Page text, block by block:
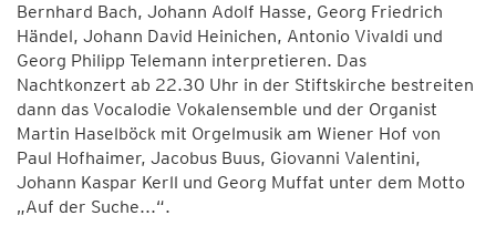
Bernhard Bach, Johann Adolf Hasse, Georg Friedrich
Händel, Johann David Heinichen, Antonio Vivaldi und
Georg Philipp Telemann interpretieren. Das
Nachtkonzert ab 22.30 Uhr in der Stiftskirche bestreiten
dann das Vocalodie Vokalensemble und der Organist
Martin Haselböck mit Orgelmusik am Wiener Hof von
Paul Hofhaimer, Jacobus Buus, Giovanni Valentini,
Johann Kaspar Kerll und Georg Muffat unter dem Motto
„Auf der Suche...“.